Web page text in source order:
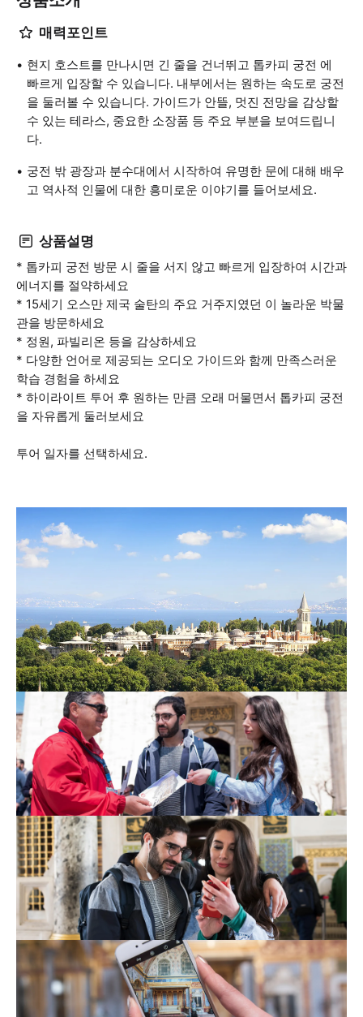
매력포인트
현지 호스트를 만나시면 긴 줄을 건너뛰고 톱카피 궁전 에
빠르게 입장할 수 있습니다. 내부에서는 원하는 속도로 궁전
을 둘러볼 수 있습니다. 가이드가 안뜰, 멋진 전망을 감상할
수 있는 테라스, 중요한 소장품 등 주요 부분을 보여드립니
다.
궁전 밖 광장과 분수대에서 시작하여 유명한 문에 대해 배우
고 역사적 인물에 대한 흥미로운 이야기를 들어보세요.
상품설명
* 톱카피 궁전 방문 시 줄을 서지 않고 빠르게 입장하여 시간과
에너지를 절약하세요
* 15세기 오스만 제국 술탄의 주요 거주지였던 이 놀라운 박물
관을 방문하세요
* 정원, 파빌리온 등을 감상하세요
* 다양한 언어로 제공되는 오디오 가이드와 함께 만족스러운
학습 경험을 하세요
* 하이라이트 투어 후 원하는 만큼 오래 머물면서 톱카피 궁전
을 자유롭게 둘러보세요
투어 일자를 선택하세요.